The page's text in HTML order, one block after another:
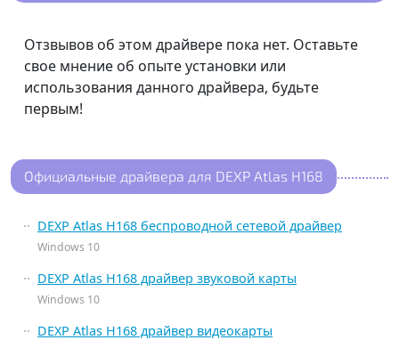
Отзвывов об этом драйвере пока нет. Оставьте
свое мнение об опыте установки или
использования данного драйвера, будьте
первым!
Официальные драйвера для DEXP Atlas H168
DEXP Atlas H168 беспроводной сетевой драйвер
Windows 10
DEXP Atlas H168 драйвер звуковой карты
Windows 10
DEXP Atlas H168 драйвер видеокарты